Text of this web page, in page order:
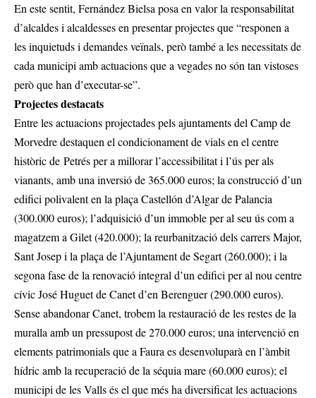
En este sentit, Fernández Bielsa posa en valor la responsabilitat
d’alcaldes i alcaldesses en presentar projectes que “responen a
les inquietuds i demandes veïnals, però també a les necessitats de
cada municipi amb actuacions que a vegades no són tan vistoses
però que han d’executar-se”.
Projectes destacats
Entre les actuacions projectades pels ajuntaments del Camp de
Morvedre destaquen el condicionament de vials en el centre
històric de Petrés per a millorar l’accessibilitat i l’ús per als
vianants, amb una inversió de 365.000 euros; la construcció d’un
edifici polivalent en la plaça Castellón d’Algar de Palancia
(300.000 euros); l’adquisició d’un immoble per al seu ús com a
magatzem a Gilet (420.000); la reurbanització dels carrers Major,
Sant Josep i la plaça de l’Ajuntament de Segart (260.000); i la
segona fase de la renovació integral d’un edifici per al nou centre
cívic José Huguet de Canet d’en Berenguer (290.000 euros).
Sense abandonar Canet, trobem la restauració de les restes de la
muralla amb un pressupost de 270.000 euros; una intervenció en
elements patrimonials que a Faura es desenvoluparà en l’àmbit
hídric amb la recuperació de la séquia mare (60.000 euros); el
municipi de les Valls és el que més ha diversificat les actuacions